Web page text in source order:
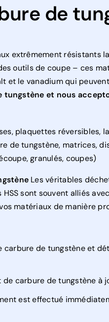
de
extrêmement résistants
outils de coupe – ces
et le vanadium qui
tungstène et nous
plaquettes réversibles,
de tungstène, matrices,
granulés, coupes)
Les véritables
sont souvent alliés
matériaux de manière
carbure de tungstène et
de carbure de tungstène à
est effectué